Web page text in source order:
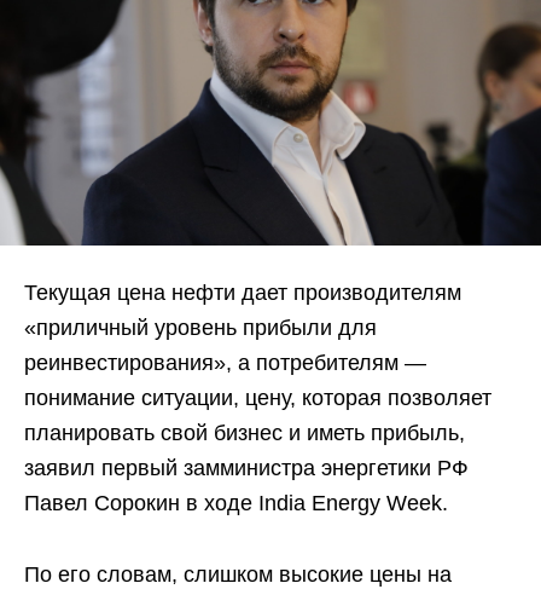
Текущая цена нефти дает производителям
«приличный уровень прибыли для
реинвестирования», а потребителям —
понимание ситуации, цену, которая позволяет
планировать свой бизнес и иметь прибыль,
заявил первый замминистра энергетики РФ
Павел Сорокин в ходе India Energy Week.
По его словам, слишком высокие цены на